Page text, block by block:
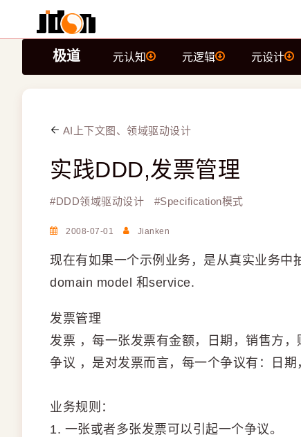
极道 元认知 元逻辑 元设计
AI上下文图、领域驱动设计
实践DDD,发票管理
#DDD领域驱动设计 #Specification模式
2008-07-01 Jianken
现在有如果一个示例业务，是从真实业务
domain model 和service.
发票管理
发票 ，每一张发票有金额，日期，销售方，
争议 ，是对发票而言，每一个争议有：日
业务规则：
1. 一张或者多张发票可以引起一个争议。